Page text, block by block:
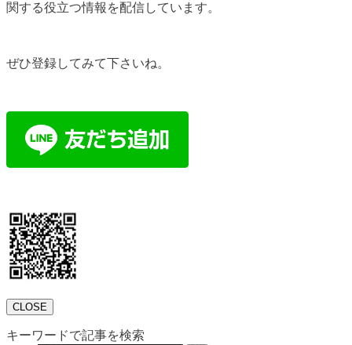
関する役立つ情報を配信しています。
ぜひ登録してみて下さいね。
CLOSE
キーワードで記事を検索